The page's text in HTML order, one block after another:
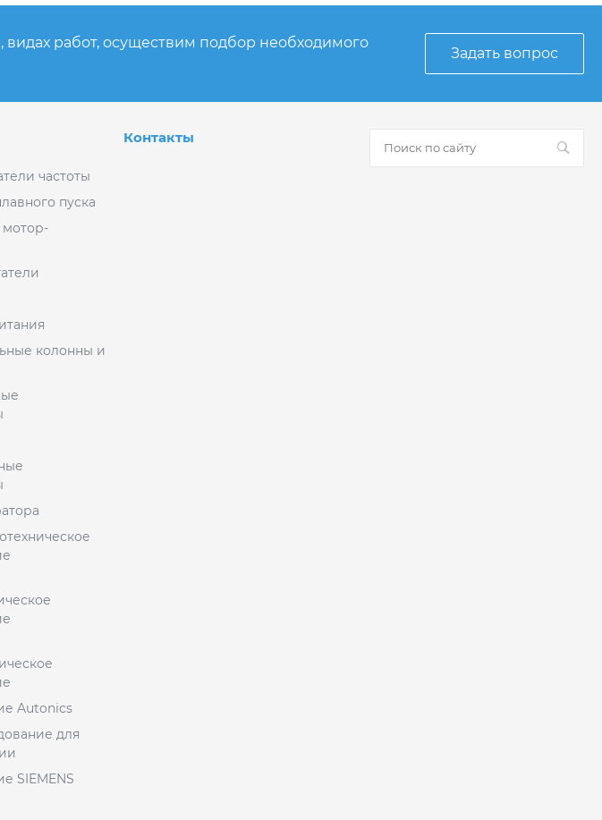
работ, осуществим подбор необходимого
Задать вопрос
частоты
пуска
колонны и
Autonics
для
SIEMENS
Контакты